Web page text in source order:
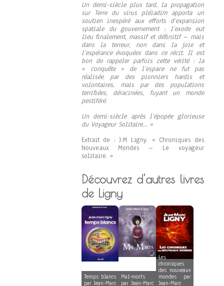
Un demi-siècle plus tard, la propagation
sur Terre du virus pléiadim apporta un
soutien inespéré aux efforts d’expansion
spatiale du gouvernement : l’exode eut
lieu finalement, massif et définitif – mais
dans la terreur, non dans la joie et
l’espérance évoquées dans ce récit. Il est
bon de rappeler parfois cette vérité : la
« conquête » de l’espace ne fut pas
réalisée par des pionniers hardis et
volontaires, mais par des populations
terrifiées, déracinées, fuyant un monde
pestiféré.
Un demi-siècle après l’épopée glorieuse
du Voyageur Solitaire… »
Extrait de : J.M Ligny. « Chroniques des
Nouveaux Mondes – Le voyageur
solitaire. »
Découvrez d'autres livres
de Ligny
Temps blancs
par Jean-Marc
Mal-morts
par Jean-Marc
Les
chroniques
des nouveaux
mondes par
Jean-Marc